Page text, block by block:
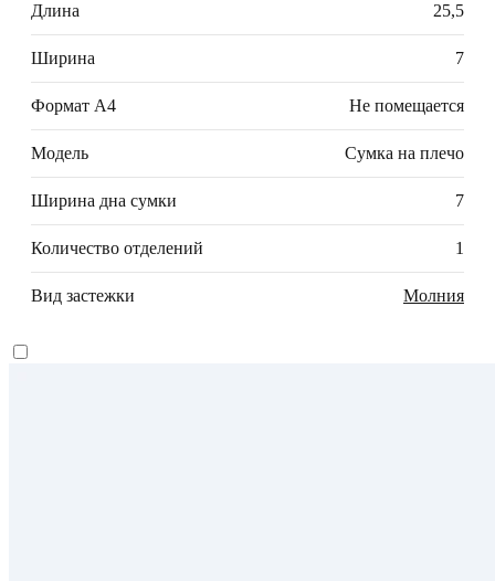
Длина 25,5
Ширина 7
Формат А4 Не помещается
Модель Сумка на плечо
Ширина дна сумки 7
Количество отделений 1
Вид застежки Молния